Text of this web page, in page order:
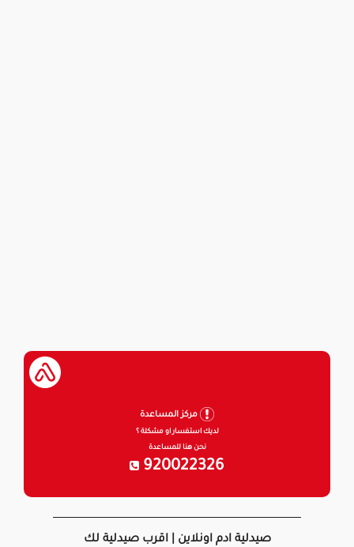
مركز المساعدة
لديك استفسار او مشكلة ؟
نحن هنا للمساعدة
920022326
صيدلية ادم اونلاين | اقرب صيدلية لك